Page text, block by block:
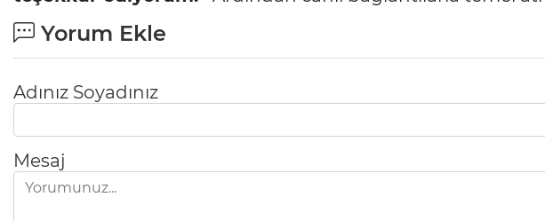
Yorum Ekle
Adınız Soyadınız
Mesaj